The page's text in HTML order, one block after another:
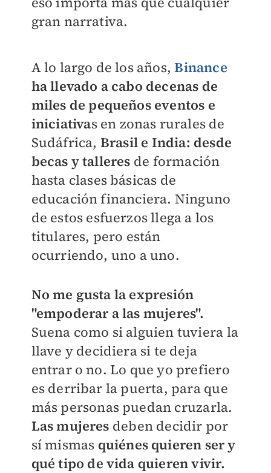
gran narrativa.
A lo largo de los años,Binance
ha llevado a cabo decenas de
miles de pequeños eventos e
iniciativas en zonas rurales de
Sudáfrica, Brasil e India: desde
becas y talleres de formación
hasta clases básicas de
educación financiera. Ninguno
de estos esfuerzos llega a los
titulares, pero están
ocurriendo, uno a uno.
No me gusta la expresión
"empoderar a las mujeres".
Suena como si alguien tuviera la
llave y decidiera si te deja
entrar o no. Lo que yo prefiero
es derribar la puerta, para que
más personas puedan cruzarla.
Las mujeres deben decidir por
sí mismas quiénes quieren ser y
qué tipo de vida quieren vivir.